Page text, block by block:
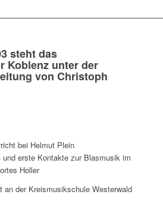
steht das
Koblenz unter der
von Christoph
bei Helmut Plein
und erste Kontakte zur Blasmusik im
Holler
an der Kreismusikschule Westerwald